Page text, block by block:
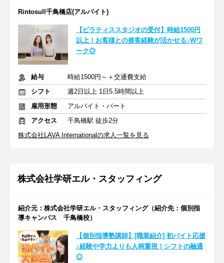
Rintosull千鳥橋店(アルバイト)
【ピラティススタジオの受付】時給1500円
以上！お客様との接客経験が活かせる♪Wワ
ーク◎
給与
時給1500円～＋交通費支給
シフト
週2日以上 1日5.5時間以上
雇用形態
アルバイト・パート
アクセス
千鳥橋駅 徒歩2分
株式会社LAVA Internationalの求人一覧を見る
株式会社学研エル・スタッフィング
紹介元：株式会社学研エル・スタッフィング（紹介先：個別指
導キャンパス 千鳥橋校）
【個別指導塾講師】[職業紹介] 初バイト応援
♪経験や学力よりも人柄重視！シフトの融通
◎